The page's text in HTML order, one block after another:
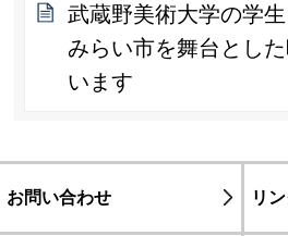
武蔵野美術大学の学
みらい市を舞台とし
います
お問い合わせ リ